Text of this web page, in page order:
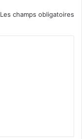
Les champs obligatoires